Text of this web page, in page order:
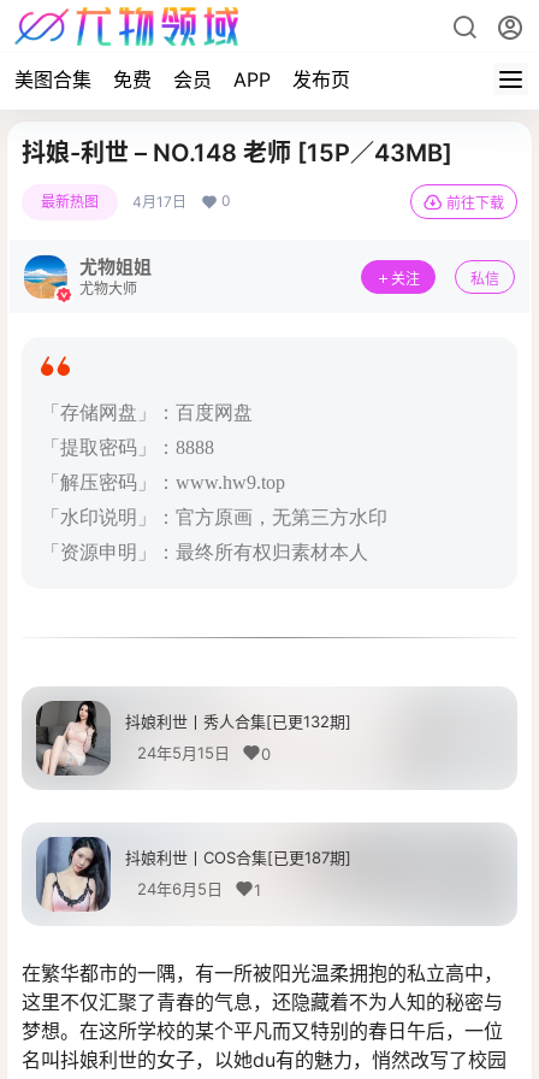
美图合集 免费 会员 APP 发布页
抖娘-利世 – NO.148 老师 [15P／43MB]
最新热图 4月17日 0 前往下载
尤物姐姐
尤物大师
关注 私信
「存储网盘」：百度网盘
「提取密码」：8888
「解压密码」：www.hw9.top
「水印说明」：官方原画，无第三方水印
「资源申明」：最终所有权归素材本人
抖娘利世丨秀人合集[已更132期]
24年5月15日
0
抖娘利世丨COS合集[已更187期]
24年6月5日
1
在繁华都市的一隅，有一所被阳光温柔拥抱的私立高中，
这里不仅汇聚了青春的气息，还隐藏着不为人知的秘密与
梦想。在这所学校的某个平凡而又特别的春日午后，一位
名叫抖娘利世的女子，以她du有的魅力，悄然改写了校园